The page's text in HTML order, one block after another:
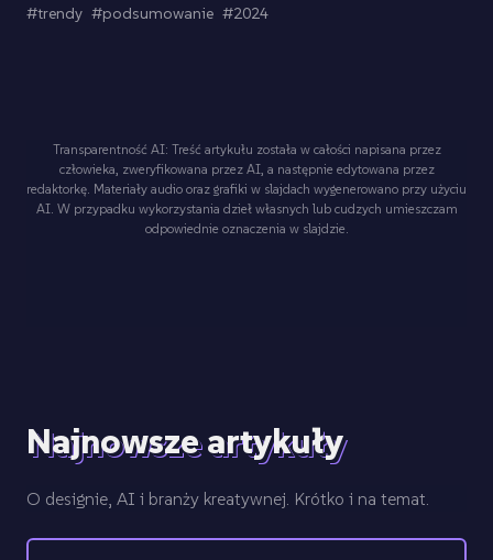
#trendy #podsumowanie #2024
Transparentność AI: Treść artykułu została w całości napisana przez
człowieka, zweryfikowana przez AI, a następnie edytowana przez
redaktorkę. Materiały audio oraz grafiki w slajdach wygenerowano przy użyciu
AI. W przypadku wykorzystania dzieł własnych lub cudzych umieszczam
odpowiednie oznaczenia w slajdzie.
Najnowsze artykuły
O designie, AI i branży kreatywnej. Krótko i na temat.